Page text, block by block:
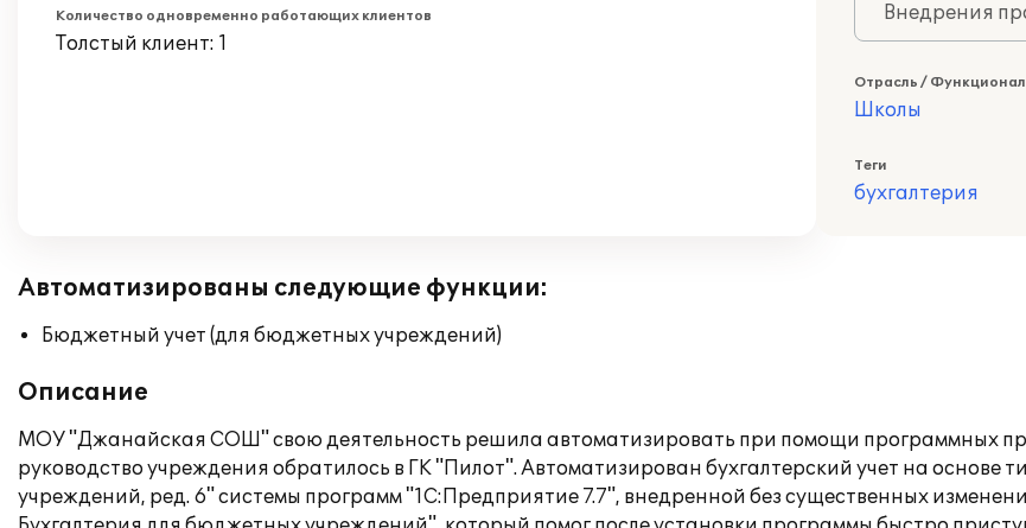
Количество одновременно работающих клиентов
Толстый клиент: 1
Внедрения
Отрасль /
Школы
Теги
бухгалтерия
Автоматизированы следующие функции:
Бюджетный учет (для бюджетных учреждений)
Описание
МОУ "Джанайская СОШ" свою деятельность решила автоматизировать при помощи программных
руководство учреждения обратилось в ГК "Пилот". Автоматизирован бухгалтерский учет на
учреждений, ред. 6" системы программ "1С:Предприятие 7.7", внедренной без существенных